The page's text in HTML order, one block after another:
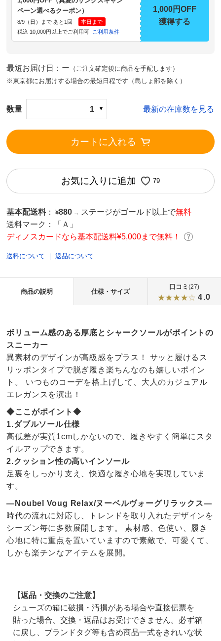
ペーン選べるクーポン）
8/9（日）まで あと1回
本日まで
税込 10,000円以上でご利用可
ご利用条件
1,000円OFF
獲得する
最短お届け日：ー （ご注文確定後に商品を手配します）
※東京都にお届けする場合の最短日程です（島しょ部を除く）
数量 1 最新の在庫数を見る
カートに入れる
お気に入りに追加 79
基本配送料 ： ¥880 → ステージがゴールド以上で無料
送料マーク：
「Ａ」
ディノスカードなら基本配送料¥5,000まで無料！
送料について ｜返品について
商品の説明 仕様・サイズ
口コミ(27)
4.0
ボリューム感のある厚底とシャークソールがポイントの
スニーカー
異素材のデザインが高級感をプラス！ サッと履けるス
リッポンタイプで脱ぎ履き楽ちんなのも嬉しいポイン
ト。 いつものコーデを格上げして、大人のカジュアル
エレガンスを演出！
◆ここがポイント◆
1.ダブルソール仕様
高低差が実質1cmしかないので、履きやすく簡単にスタ
イルアップできます。
2.クッション性の高いインソール
足裏をしっかり支え、快適な履き心地を実現していま
す。
―Noubel Voug Relax/ヌーベルヴォーグリラックス―
時代の流れに対応し、トレンドを取り入れたデザインを
シーズン毎に多数展開します。 素材感、色使い、履き
心地に特に重点を置いていますので素敵で、可愛くて、
しかも楽チンなアイテムを展開。
【返品・交換のご注意】
シューズの箱に破損・汚損がある場合や直接伝票を
貼った場合、交換・返品はお受けできません。必ず箱
に戻し、ブランドタグ等も含め商品一式をきれいな状